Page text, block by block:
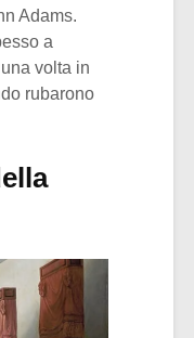
Adams.
a
volta in
rubarono